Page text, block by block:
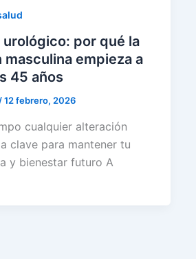
urológico: por qué la
empieza a
45 años
12 febrero, 2026
cualquier alteración
clave para mantener tu
y bienestar futuro A